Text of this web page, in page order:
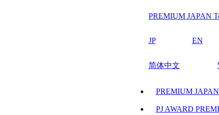
PREMIUM JAPAN
JP EN
简体中文
PREMIUM
PJ AWARD